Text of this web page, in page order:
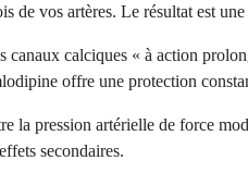
de vos artères. Le résultat est
canaux calciques « à action
offre une protection
la pression artérielle de force
secondaires.